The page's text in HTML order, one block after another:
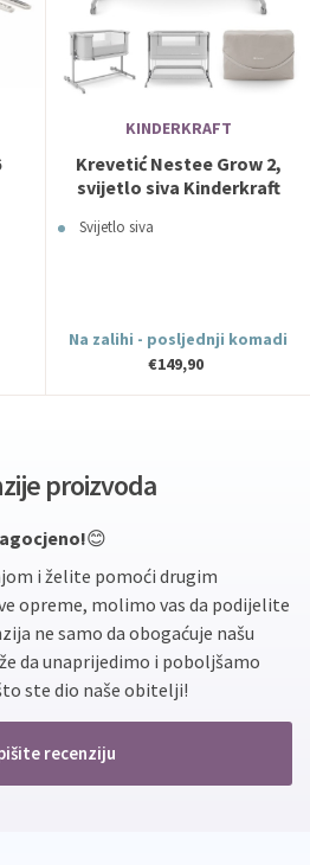
KINDERKRAFT
Krevetić Nestee Grow 2,
svijetlo siva Kinderkraft
Svijetlo siva
Na zalihi - posljednji komadi
€149,90
proizvoda
😊
i želite pomoći drugim
opreme, molimo vas da podijelite
ne samo da obogaćuje našu
da unaprijedimo i poboljšamo
ste dio naše obitelji!
recenziju